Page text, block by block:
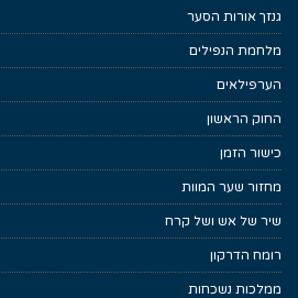
גנזך אורות הסער
מלחמת הנפילים
הערפילאים
החוק הראשון
כישור הזמן
מחזור שער המוות
שיר של אש ושל קרח
רומח הדרקון
ממלכות נשכחות